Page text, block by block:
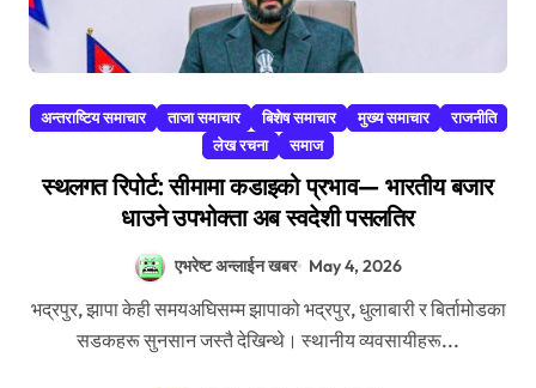
अन्तराष्टिय समाचार ताजा समाचार बिशेष समाचार मुख्य समाचार
राजनीति
लेख रचना
समाज
स्थलगत रिपोर्ट: सीमामा कडाइको प्रभाव— भारतीय बजार
धाउने उपभोक्ता अब स्वदेशी पसलतिर
एभरेष्ट अन्लाईन खबर May 4, 2026
भद्रपुर, झापा केही समयअघिसम्म झापाको भद्रपुर, धुलाबारी र बिर्तामोडका
सडकहरू सुनसान जस्तै देखिन्थे। स्थानीय व्यवसायीहरू...